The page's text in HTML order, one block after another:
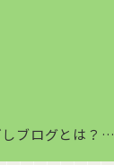
ごしごしブログとは？毎日がちょっと楽しくなる情報発信サイト